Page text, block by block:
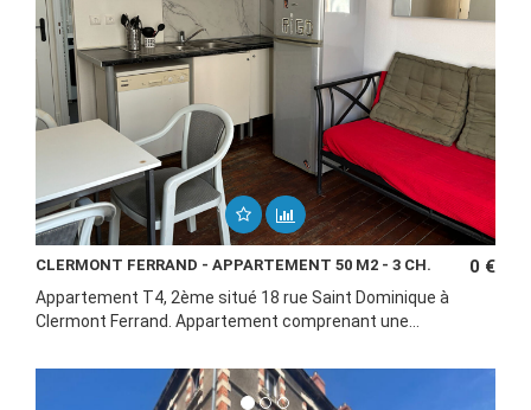
CLERMONT FERRAND - APPARTEMENT 50 M2 - 3 CH. 0 €
Appartement T4, 2ème situé 18 rue Saint Dominique à
Clermont Ferrand. Appartement comprenant une...